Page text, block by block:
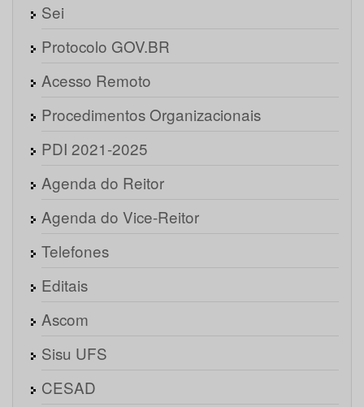
Sei
Protocolo GOV.BR
Acesso Remoto
Procedimentos Organizacionais
PDI 2021-2025
Agenda do Reitor
Agenda do Vice-Reitor
Telefones
Editais
Ascom
Sisu UFS
CESAD